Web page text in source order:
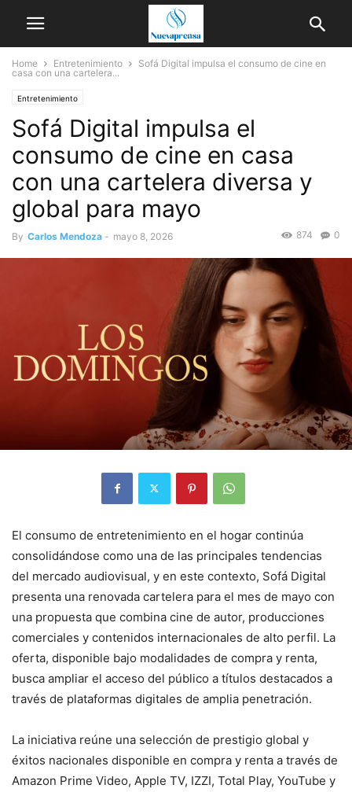
Home Entretenimiento
Sofá Digital impulsa el consumo de cine en
casa con una cartelera...
Entretenimiento
Sofá Digital impulsa el
consumo de cine en casa
con una cartelera diversa y
global para mayo
By Carlos Mendoza - mayo 8, 2026 0
874
El consumo de entretenimiento en el hogar continúa
consolidándose como una de las principales tendencias
del mercado audiovisual, y en este contexto, Sofá Digital
presenta una renovada cartelera para el mes de mayo con
una propuesta que combina cine de autor, producciones
comerciales y contenidos internacionales de alto perfil. La
oferta, disponible bajo modalidades de compra y renta,
busca ampliar el acceso del público a títulos destacados a
través de plataformas digitales de amplia penetración.
La iniciativa reúne una selección de prestigio global y
éxitos nacionales disponible en compra y renta a través de
Amazon Prime Video, Apple TV, IZZI, Total Play, YouTube y